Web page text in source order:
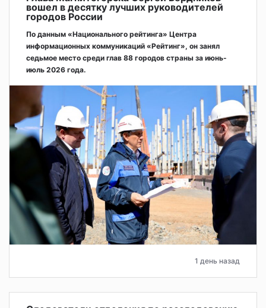
вошел в десятку лучших руководителей
городов России
По данным «Национального рейтинга» Центра
информационных коммуникаций «Рейтинг», он занял
седьмое место среди глав 88 городов страны за июнь-
июль 2026 года.
1 день назад